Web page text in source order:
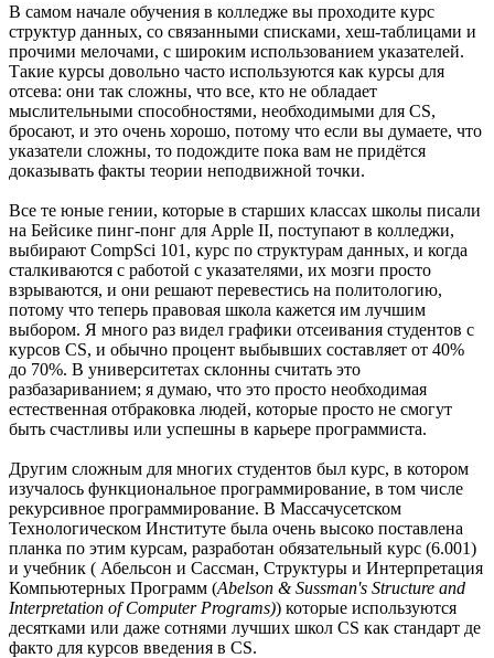
В самом начале обучения в колледже вы проходите курс
структур данных, со связанными списками, хеш-таблицами и
прочими мелочами, с широким использованием указателей.
Такие курсы довольно часто используются как курсы для
отсева: они так сложны, что все, кто не обладает
мыслительными способностями, необходимыми для CS,
бросают, и это очень хорошо, потому что если вы думаете, что
указатели сложны, то подождите пока вам не придётся
доказывать факты теории неподвижной точки.
Все те юные гении, которые в старших классах школы писали
на Бейсике пинг-понг для Apple II, поступают в колледжи,
выбирают CompSci 101, курс по структурам данных, и когда
сталкиваются с работой с указателями, их мозги просто
взрываются, и они решают перевестись на политологию,
потому что теперь правовая школа кажется им лучшим
выбором. Я много раз видел графики отсеивания студентов с
курсов CS, и обычно процент выбывших составляет от 40%
до 70%. В университетах склонны считать это
разбазариванием; я думаю, что это просто необходимая
естественная отбраковка людей, которые просто не смогут
быть счастливы или успешны в карьере программиста.
Другим сложным для многих студентов был курс, в котором
изучалось функциональное программирование, в том числе
рекурсивное программирование. В Массачусетском
Технологическом Институте была очень высоко поставлена
планка по этим курсам, разработан обязательный курс (6.001)
и учебник ( Абельсон и Сассман, Структуры и Интерпретация
Компьютерных Программ (Abelson & Sussman's Structure and
Interpretation of Computer Programs)) которые используются
десятками или даже сотнями лучших школ CS как стандарт де
факто для курсов введения в CS.